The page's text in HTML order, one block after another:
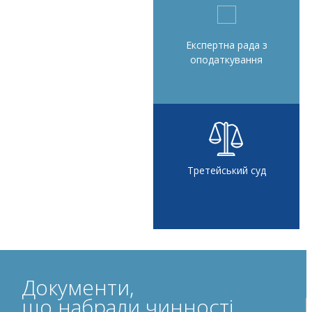
Експертна рада з
оподаткування
Третейський суд
Документи,